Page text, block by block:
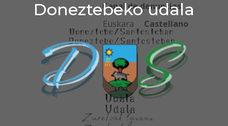
Doneztebeko udala
Ir al contenido
Doneztebeko udala
Canal de denuncias
Euskara
Castellano